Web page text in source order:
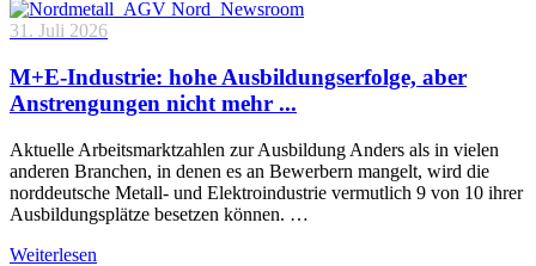
31. Juli 2026
M+E-Industrie: hohe Ausbildungserfolge, aber
Anstrengungen nicht mehr ...
Aktuelle Arbeitsmarktzahlen zur Ausbildung Anders als in vielen
anderen Branchen, in denen es an Bewerbern mangelt, wird die
norddeutsche Metall- und Elektroindustrie vermutlich 9 von 10 ihrer
Ausbildungsplätze besetzen können. …
Weiterlesen